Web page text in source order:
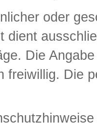
oder
dient
Die
freiwillig. Die